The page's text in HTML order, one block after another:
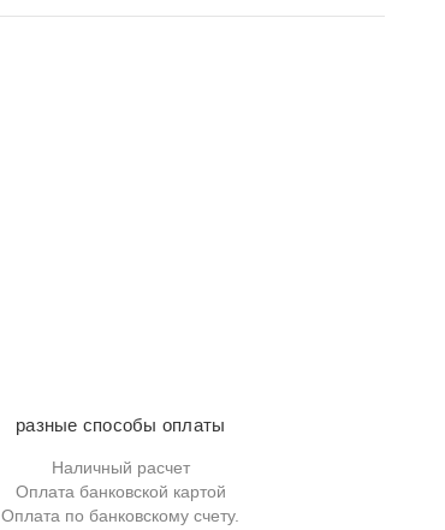
разные способы оплаты
Наличный расчет
Оплата банковской картой
Оплата по банковскому счету.